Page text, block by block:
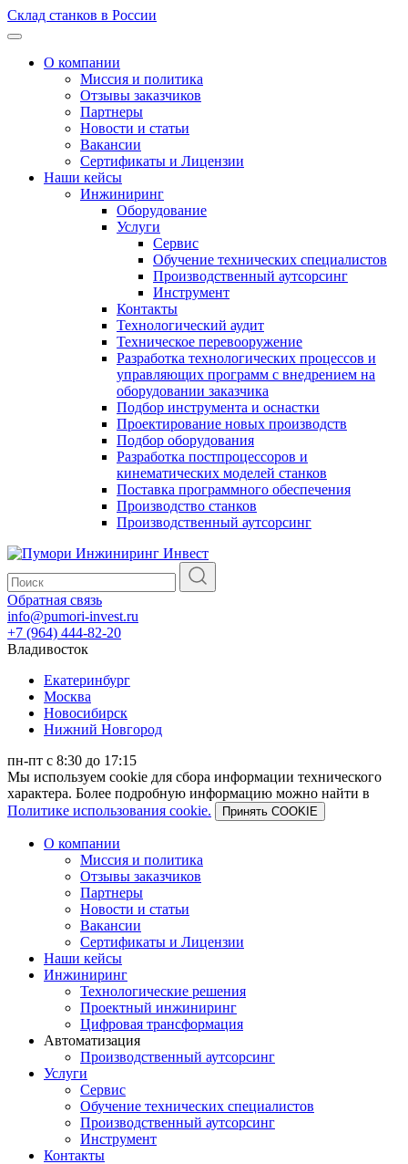
Склад станков в России
О компании
Миссия и политика
Отзывы заказчиков
Партнеры
Новости и статьи
Вакансии
Сертификаты и Лицензии
Наши кейсы
Инжиниринг
Оборудование
Услуги
Сервис
Обучение технических специалистов
Производственный аутсорсинг
Инструмент
Контакты
Технологический аудит
Техническое перевооружение
Разработка технологических процессов и
управляющих программ с внедрением на
оборудовании заказчика
Подбор инструмента и оснастки
Проектирование новых производств
Подбор оборудования
Разработка постпроцессоров и
кинематических моделей станков
Поставка программного обеспечения
Производство станков
Производственный аутсорсинг
Обратная связь
info@pumori-invest.ru
+7 (964) 444-82-20
Владивосток
Екатеринбург
Москва
Новосибирск
Нижний Новгород
пн-пт с 8:30 до 17:15
Мы используем cookie для сбора информации технического
характера. Более подробную информацию можно найти в
Политике использования cookie.
Принять COOKIE
О компании
Миссия и политика
Отзывы заказчиков
Партнеры
Новости и статьи
Вакансии
Сертификаты и Лицензии
Наши кейсы
Инжиниринг
Технологические решения
Проектный инжиниринг
Цифровая трансформация
Автоматизация
Производственный аутсорсинг
Услуги
Сервис
Обучение технических специалистов
Производственный аутсорсинг
Инструмент
Контакты